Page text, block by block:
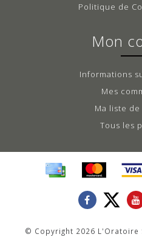
Politique de
Mon
Informations
Mes
Ma liste
Tous les
© Copyright 2026 L'Oratoire